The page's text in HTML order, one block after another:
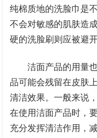
纯棉质地的洗脸巾是
不会对敏感的肌肤造
硬的洗脸刷则应被避
洁面产品的用量也
品可能会残留在皮肤
清洁效果。一般来说
在使用洁面产品时，
充分发挥清洁作用，